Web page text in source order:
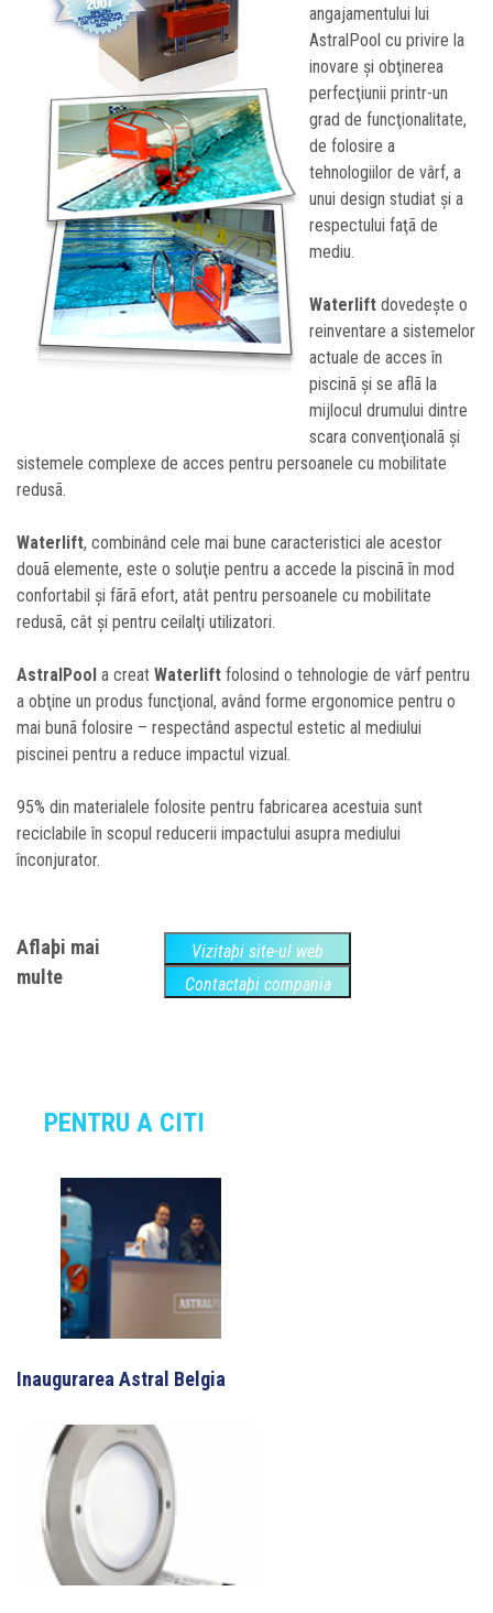
angajamentului lui
AstralPool cu privire la
inovare şi obţinerea
perfecţiunii printr-un
grad de funcţionalitate,
de folosire a
tehnologiilor de vârf, a
unui design studiat şi a
respectului faţã de
mediu.
Waterlift dovedeşte o
reinventare a sistemelor
actuale de acces în
piscinã şi se aflã la
mijlocul drumului dintre
scara convenţionalã şi
sistemele complexe de acces pentru persoanele cu mobilitate
redusã.
Waterlift, combinând cele mai bune caracteristici ale acestor
douã elemente, este o soluţie pentru a accede la piscinã în mod
confortabil şi fãrã efort, atât pentru persoanele cu mobilitate
redusã, cât şi pentru ceilalţi utilizatori.
AstralPool a creat Waterlift folosind o tehnologie de vârf pentru
a obţine un produs funcţional, având forme ergonomice pentru o
mai bunã folosire – respectând aspectul estetic al mediului
piscinei pentru a reduce impactul vizual.
95% din materialele folosite pentru fabricarea acestuia sunt
reciclabile în scopul reducerii impactului asupra mediului
înconjurator.
Aflaþi mai
multe
Vizitaþi site-ul web
Contactaþi compania
PENTRU A CITI
Inaugurarea Astral Belgia